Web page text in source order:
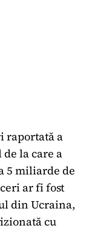
raportată a
la care a
5 miliarde de
ar fi fost
din Ucraina,
cu